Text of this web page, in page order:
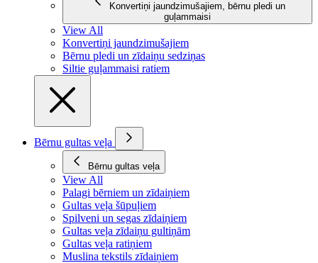
Konvertiņi jaundzimušajiem, bērnu pledi un
guļammaisi
View All
Konvertiņi jaundzimušajiem
Bērnu pledi un zīdaiņu sedziņas
Siltie guļammaisi ratiem
Bērnu gultas veļa
Bērnu gultas veļa
View All
Palagi bērniem un zīdaiņiem
Gultas veļa šūpuļiem
Spilveni un segas zīdaiņiem
Gultas veļa zīdaiņu gultiņām
Gultas veļa ratiņiem
Muslina tekstils zīdaiņiem